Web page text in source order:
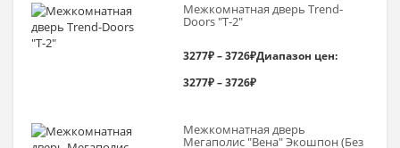
Межкомнатная дверь Trend-
Doоrs "Т-2"
3277₽–3726₽Диапазон цен:
3277₽ – 3726₽
Межкомнатная дверь
Мегаполис "Вена" Экошпон (Без